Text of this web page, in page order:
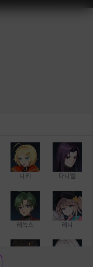
니키 다니엘
레녹스 레니